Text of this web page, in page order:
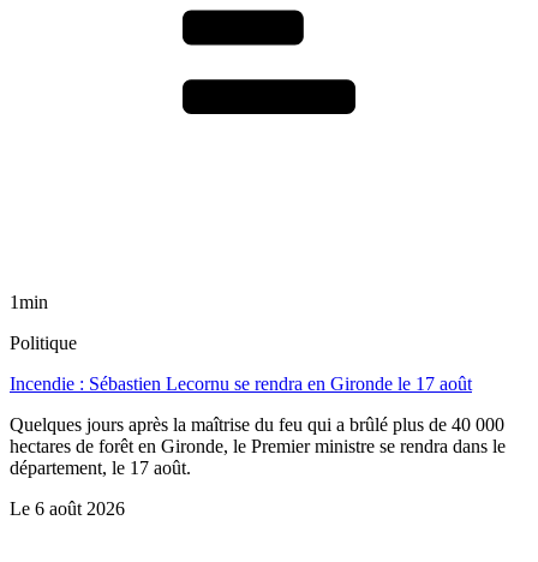
1min
Politique
Incendie : Sébastien Lecornu se rendra en Gironde le 17 août
Quelques jours après la maîtrise du feu qui a brûlé plus de 40 000
hectares de forêt en Gironde, le Premier ministre se rendra dans le
département, le 17 août.
Le 6 août 2026